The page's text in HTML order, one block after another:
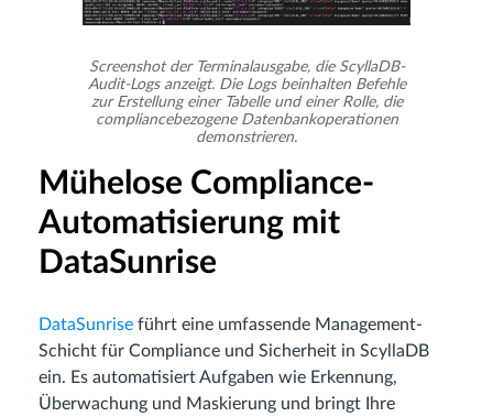
Screenshot der Terminalausgabe, die ScyllaDB-
Audit-Logs anzeigt. Die Logs beinhalten Befehle
zur Erstellung einer Tabelle und einer Rolle, die
compliancebezogene Datenbankoperationen
demonstrieren.
Mühelose Compliance-
Automatisierung mit
DataSunrise
DataSunrise führt eine umfassende Management-
Schicht für Compliance und Sicherheit in ScyllaDB
ein. Es automatisiert Aufgaben wie Erkennung,
Überwachung und Maskierung und bringt Ihre